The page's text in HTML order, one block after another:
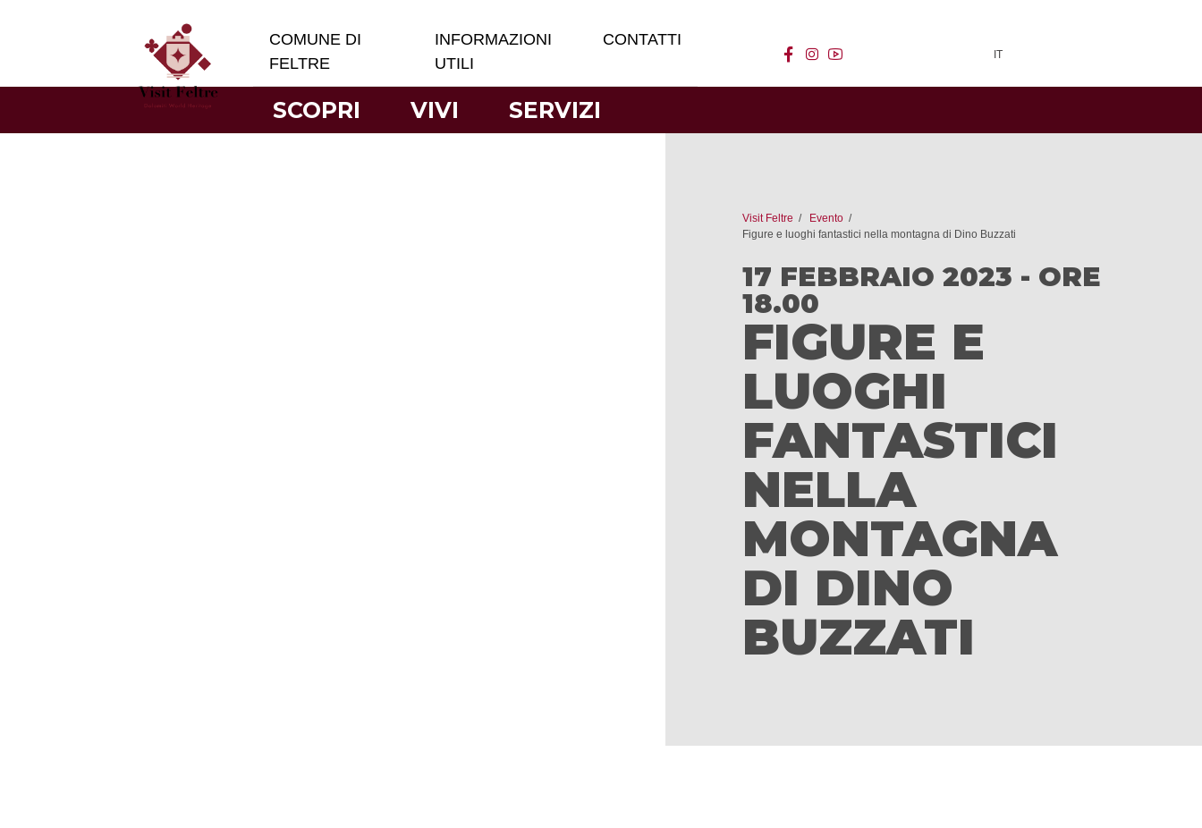
COMUNE DI
FELTRE
INFORMAZIONI
UTILI
CONTATTI
facebook
instagram IT
SCOPRI VIVI SERVIZI
Visit Feltre
Evento
Figure e luoghi fantastici nella montagna di Dino Buzzati
17 FEBBRAIO 2023 - ORE
18.00
FIGURE E
LUOGHI
FANTASTICI
NELLA
MONTAGNA
DI DINO
BUZZATI